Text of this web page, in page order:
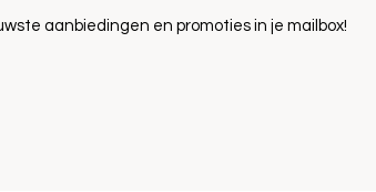
aanbiedingen en promoties in je mailbox!